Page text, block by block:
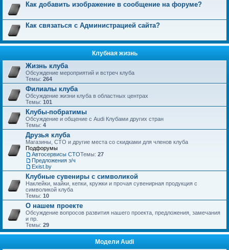
Как добавить изображение в сообщение на форуме?
Как связаться с Администрацией сайта?
Клубная жизнь
Жизнь клуба
Обсуждение мероприятий и встреч клуба
Темы: 264
Филиалы клуба
Обсуждение жизни клуба в областных центрах
Темы: 101
Клубы-побратимы
Обсуждение и общение с Audi Клубами других стран
Темы: 4
Друзья клуба
Магазины, СТО и другие места со скидками для членов клуба
Подфорумы
Автосервисы СТО
Предложения з/ч
Exist.by
Темы: 27
Клубные сувениры с символикой
Наклейки, майки, кепки, кружки и прочая сувенирная продукция с
символикой клуба
Темы: 10
О нашем проекте
Обсуждение вопросов развития нашего проекта, предложения, замечания
и пр.
Темы: 29
Модели Audi